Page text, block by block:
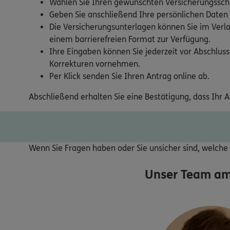
Wählen Sie Ihren gewünschten
Geben Sie anschließend Ihre persönlichen
Die Versicherungsunterlagen können Sie im
einem barrierefreien Format zur Verfügung.
Ihre Eingaben können Sie jederzeit vor
Korrekturen vornehmen.
Per Klick senden Sie Ihren Antrag online ab.
Abschließend erhalten Sie eine Bestätigung, dass Ihr
Wenn Sie Fragen haben oder Sie unsicher sind,
Unser Team